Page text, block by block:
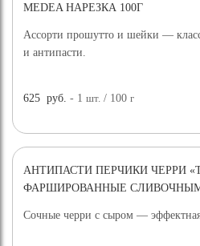
MEDEA НАРЕЗКА 100Г
Ассорти прошутто и шейки —
и антипасти.
625 руб. - 1шт. / 100г
АНТИПАСТИ ПЕРЧИКИ ЧЕРРИ
ФАРШИРОВАННЫЕ
Сочные черри с сыром —